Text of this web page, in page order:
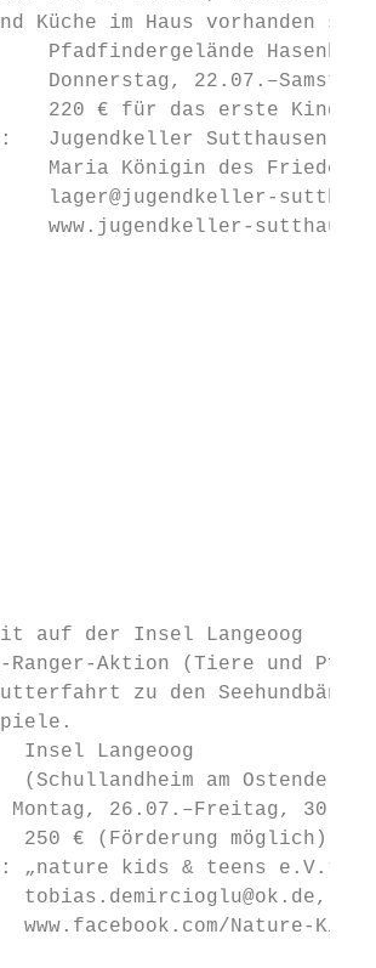
Küche im Haus vorhanden
Pfadfindergelände
Donnerstag,
220 € für das erste Kind,
Jugendkeller Sutthausen
Maria Königin des
lager@jugendkeller-
www.jugendkeller-
auf der Insel
Ranger-Aktion (Tiere und
zu den
Spiele.
Insel Langeoog
(Schullandheim am Ostende)
Montag,
250 € (Förderung
„nature kids & teens
tobias.demircioglu@ok.de,
www.facebook.com/Nature-